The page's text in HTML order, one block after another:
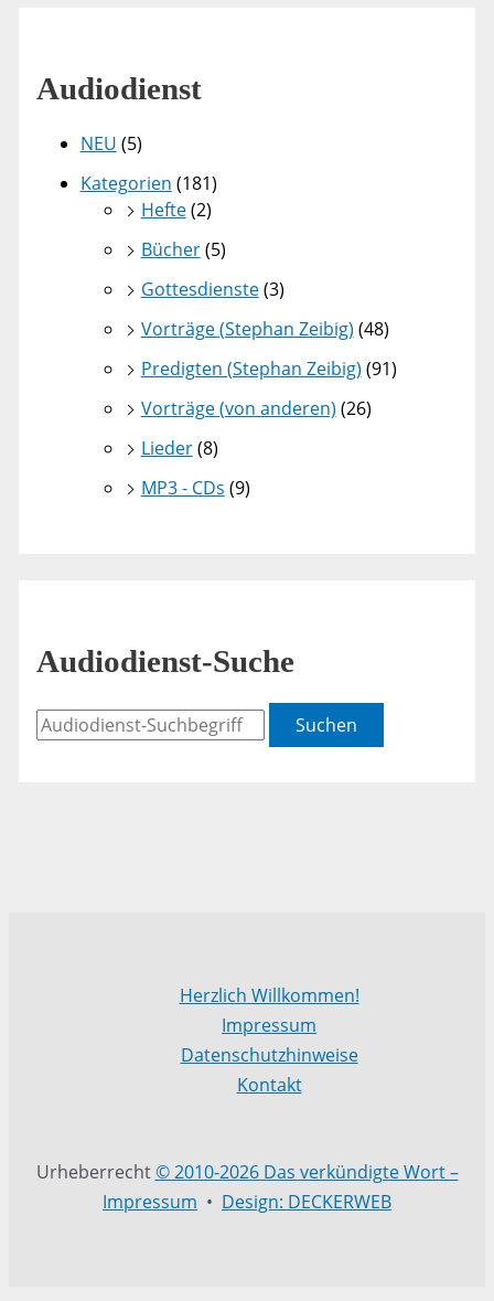
Audiodienst
NEU (5)
Kategorien (181)
Hefte(2)
Bücher(5)
Gottesdienste(3)
Vorträge (Stephan Zeibig) (48)
Predigten (Stephan Zeibig) (91)
Vorträge (von anderen) (26)
Lieder(8)
MP3 - CDs (9)
Audiodienst-Suche
Suchen
Herzlich Willkommen!
Impressum
Datenschutzhinweise
Kontakt
Urheberrecht© 2010-2026 Das verkündigte Wort –
Impressum • Design: DECKERWEB